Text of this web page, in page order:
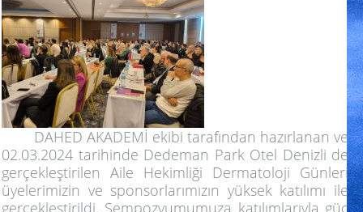
DAHED AKADEMİ ekibi tarafından hazırlanan ve
02.03.2024 tarihinde Dedeman Park Otel Denizli de
gerçekleştirilen Aile Hekimliği Dermatoloji Günleri
üyelerimizin ve sponsorlarımızın yüksek katılımı ile
gerçekleştirildi. Sempozyumumuza katılımlarıyla güç